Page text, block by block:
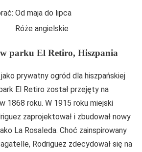
Od maja do lipca
Róże angielskie
parku El Retiro, Hiszpania
prywatny ogród dla hiszpańskiej
El Retiro został przejęty na
1868 roku. W 1915 roku miejski
zaprojektował i zbudował nowy
La Rosaleda. Choć zainspirowany
Rodriguez zdecydował się na